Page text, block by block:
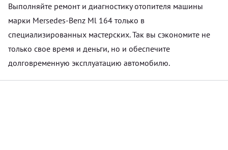
Выполняйте ремонт и диагностику отопителя машины
марки Mersedes-Benz Ml 164 только в
специализированных мастерских. Так вы сэкономите не
только свое время и деньги, но и обеспечите
долговременную эксплуатацию автомобилю.